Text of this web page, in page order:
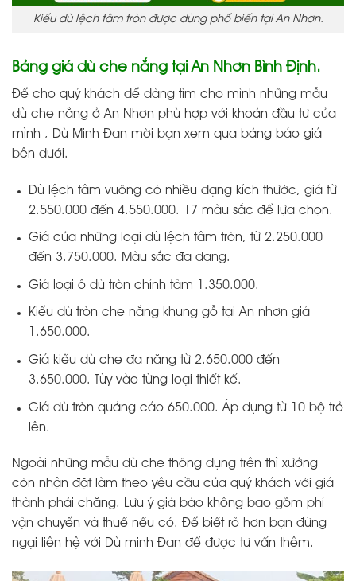
Kiểu dù lệch tâm tròn được dùng phổ biến tại An Nhơn.
Bảng giá dù che nắng tại An Nhơn Bình Định.
Để cho quý khách dể dàng tìm cho mình những mẫu
dù che nắng ở An Nhơn phù hợp với khoản đầu tư của
mình , Dù Minh Đan mời bạn xem qua bảng báo giá
bên dưới.
Dù lệch tâm vuông có nhiều dạng kích thước, giá từ
2.550.000 đến 4.550.000. 17 màu sắc để lựa chọn.
Giá của những loại dù lệch tâm tròn, từ 2.250.000
đến 3.750.000. Màu sắc đa dạng.
Giá loại ô dù tròn chính tâm 1.350.000.
Kiểu dù tròn che nắng khung gỗ tại An nhơn giá
1.650.000.
Giá kiểu dù che đa năng từ 2.650.000 đến
3.650.000. Tùy vào từng loại thiết kế.
Giá dù tròn quảng cáo 650.000. Áp dụng từ 10 bộ trở
lên.
Ngoài những mẫu dù che thông dụng trên thì xưởng
còn nhận đặt làm theo yêu cầu của quý khách với giá
thành phải chăng. Lưu ý giá báo không bao gồm phí
vận chuyển và thuế nếu có. Để biết rõ hơn bạn đừng
ngại liên hệ với Dù minh Đan để được tư vấn thêm.